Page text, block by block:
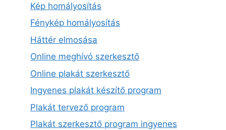
Kép homályosítás
Fénykép homályosítás
Háttér elmosása
Online meghívó szerkesztő
Online plakát szerkesztő
Ingyenes plakát készítő program
Plakát tervező program
Plakát szerkesztő program ingyenes